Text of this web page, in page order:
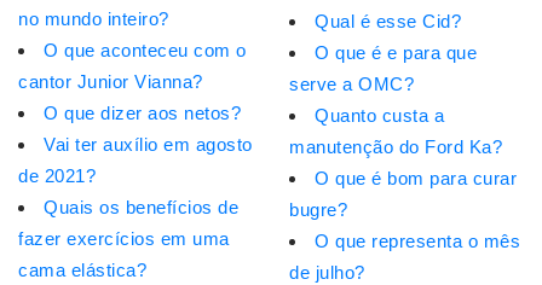
no mundo inteiro?
O que aconteceu com o
cantor Junior Vianna?
O que dizer aos netos?
Vai ter auxílio em agosto
de 2021?
Quais os benefícios de
fazer exercícios em uma
cama elástica?
Qual é esse Cid?
O que é e para que
serve a OMC?
Quanto custa a
manutenção do Ford Ka?
O que é bom para curar
bugre?
O que representa o mês
de julho?